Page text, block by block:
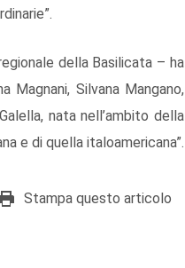
della Basilicata – ha
Silvana Mangano,
nata nell’ambito della
e di quella italoamericana”.
Stampa questo articolo